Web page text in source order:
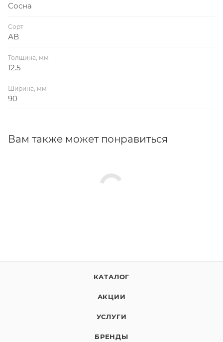
Сосна
Сорт
АВ
Толщина, мм
12.5
Ширина, мм
90
Вам также может понравиться
КАТАЛОГ
АКЦИИ
УСЛУГИ
БРЕНДЫ